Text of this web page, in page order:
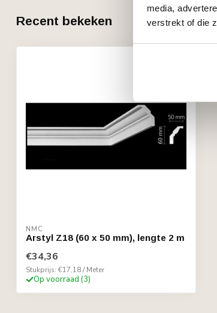
media,
verstrekt of die
Recent bekeken
NMC
Arstyl Z18 (60 x 50 mm), lengte 2 m
€34,36
Stukprijs: €17,18 / Meter
Op voorraad (3)